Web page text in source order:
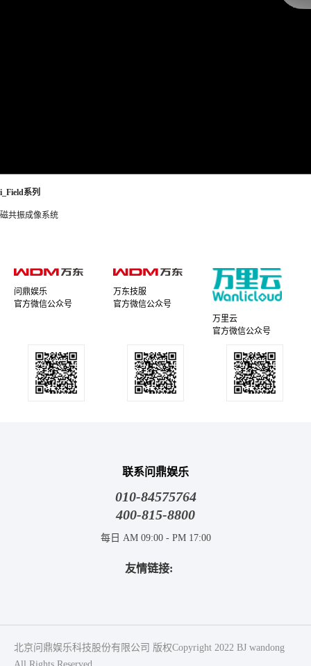
i_Field系列
磁共振成像系统
问鼎娱乐
官方微信公众号
万东技服
官方微信公众号
万里云
官方微信公众号
联系问鼎娱乐
010-84575764
400-815-8800
每日 AM 09:00 - PM 17:00
友情链接:
北京问鼎娱乐科技股份有限公司 版权Copyright 2022 BJ wandong